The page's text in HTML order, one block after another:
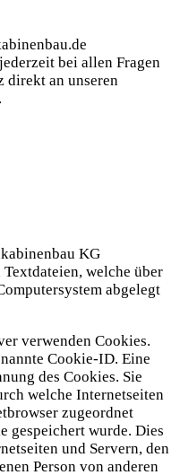
bei allen Fragen
direkt an unseren
KG
welche über
abgelegt
verwenden Cookies.
Cookie-ID. Eine
des Cookies. Sie
welche Internetseiten
zugeordnet
gespeichert wurde. Dies
und Servern, den
Person von anderen